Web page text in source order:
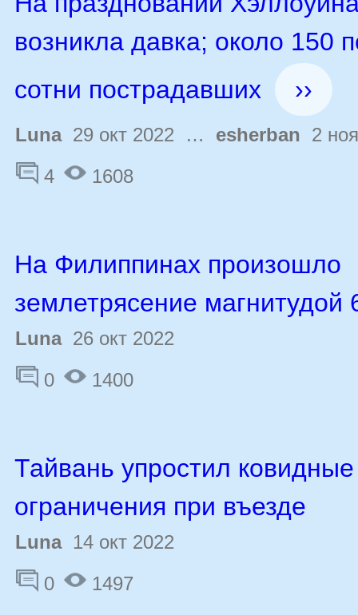
возникла давка; около 150
сотни пострадавших
››
Luna29 окт 2022 … esherban 2
4
1608
На Филиппинах произошло
землетрясение магнитудой
Luna26 окт 2022
0
1400
Тайвань упростил ковидные
ограничения при въезде
Luna14 окт 2022
0
1497